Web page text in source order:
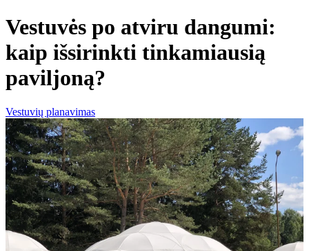
Vestuvės po atviru dangumi:
kaip išsirinkti tinkamiausią
paviljoną?
Vestuvių planavimas